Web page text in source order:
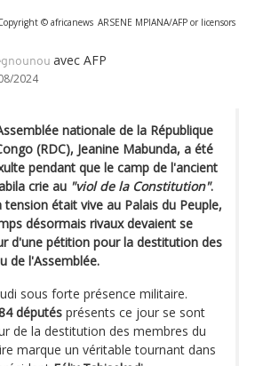
© africanews ARSENE MPIANA/AFP or licensors
avec AFP
2024
nationale de la République
(RDC), Jeanine Mabunda, a été
pendant que le camp de l'ancient
crie au "viol de la Constitution".
était vive au Palais du Peuple,
désormais rivaux devaient se
d'une pétition pour la destitution des
de l'Assemblée.
sous forte présence militaire.
députés présents ce jour se sont
de la destitution des membres du
marque un véritable tournant dans